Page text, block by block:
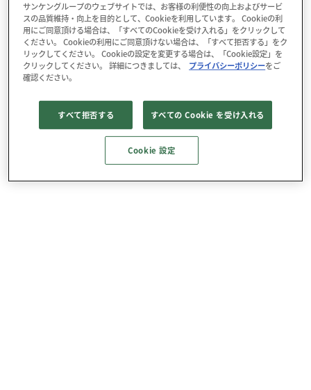
サンケングループのウェブサイトでは、お客様の利便性の向上およびサービ
スの品質維持・向上を目的として、Cookieを利用しています。 Cookieの利
用にご同意頂ける場合は、「すべてのCookieを受け入れる」をクリックして
ください。 Cookieの利用にご同意頂けない場合は、「すべて拒否する」をク
リックしてください。 Cookieの設定を変更する場合は、「Cookie設定」を
クリックしてください。 詳細につきましては、
プライバシーポリシーをご
確認ください。
すべて拒否する すべての Cookie を受け入れる
Cookie 設定